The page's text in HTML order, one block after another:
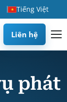
Tiếng Việt
Liên hệ
phát